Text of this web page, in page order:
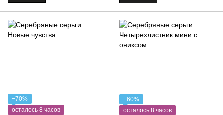
−70%
осталось 8 часов
−60%
осталось 8 часов